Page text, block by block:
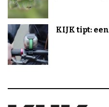
KIJK tipt: